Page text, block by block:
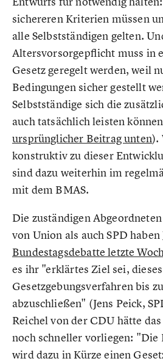
sichereren Kriterien müssen
alle Selbstständigen gelten.
Altersvorsorgepflicht muss in
Gesetz geregelt werden, weil
Bedingungen sicher gestellt
Selbstständige sich die
auch tatsächlich leisten
ursprünglicher Beitrag unten).
konstruktiv zu dieser
sind dazu weiterhin im
mit dem BMAS.
Die zuständigen
von Union als auch SPD haben
Bundestagsdebatte letzte
es ihr "erklärtes Ziel sei, dieses
Gesetzgebungsverfahren bis
abzuschließen" (Jens Peick,
Reichel von der CDU hätte
noch schneller vorliegen: "Die
wird dazu in Kürze einen